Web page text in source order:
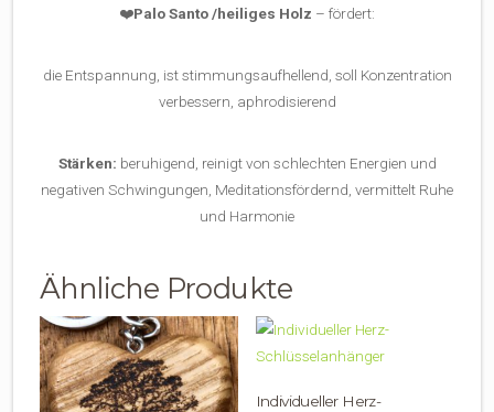
❤️Palo Santo /heiliges Holz – fördert:
die Entspannung, ist stimmungsaufhellend, soll Konzentration
verbessern, aphrodisierend
Stärken: beruhigend, reinigt von schlechten Energien und
negativen Schwingungen, Meditationsfördernd, vermittelt Ruhe
und Harmonie
Ähnliche Produkte
Individueller Herz-